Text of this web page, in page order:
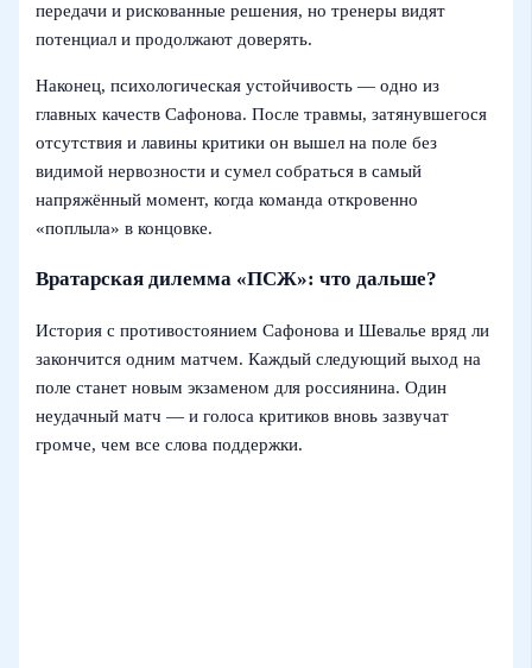
передачи и рискованные решения, но тренеры видят
потенциал и продолжают доверять.
Наконец, психологическая устойчивость — одно из
главных качеств Сафонова. После травмы, затянувшегося
отсутствия и лавины критики он вышел на поле без
видимой нервозности и сумел собраться в самый
напряжённый момент, когда команда откровенно
«поплыла» в концовке.
Вратарская дилемма «ПСЖ»: что дальше?
История с противостоянием Сафонова и Шевалье вряд ли
закончится одним матчем. Каждый следующий выход на
поле станет новым экзаменом для россиянина. Один
неудачный матч — и голоса критиков вновь зазвучат
громче, чем все слова поддержки.